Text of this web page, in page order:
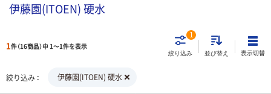
伊藤園(ITOEN) 硬水
1件（16商品）中 1～1件を表示
絞り込み
1
並び替え 表示切替
絞り込み 伊藤園(ITOEN) 硬水